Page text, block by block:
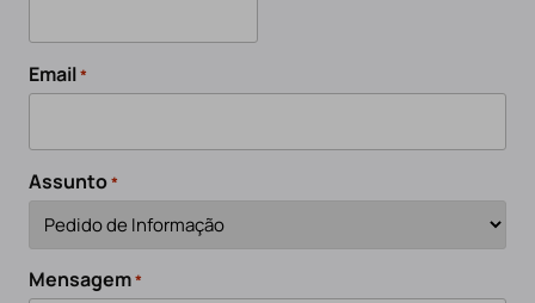
Email*
Assunto*
Mensagem*